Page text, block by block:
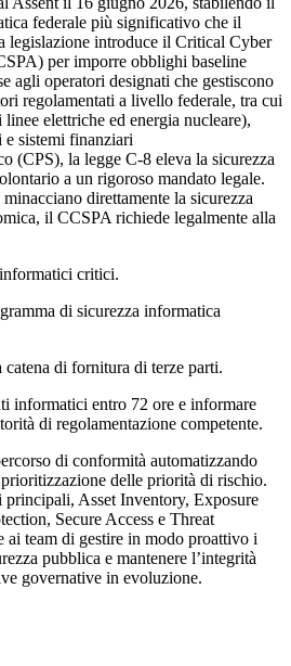
federale più significativo che il
legislazione introduce il Critical Cyber
per imporre obblighi baseline
agli operatori designati che gestiscono
regolamentati a livello federale, tra cui
elettriche ed energia nucleare),
sistemi finanziari
(CPS), la legge C-8 eleva la sicurezza
a un rigoroso mandato legale.
direttamente la sicurezza
il CCSPA richiede legalmente alla
critici.
di sicurezza informatica
di fornitura di terze parti.
informatici entro 72 ore e informare
di regolamentazione competente.
di conformità automatizzando
delle priorità di rischio.
Asset Inventory, Exposure
Secure Access e Threat
ai team di gestire in modo proattivo i
pubblica e mantenere l’integrità
governative in evoluzione.